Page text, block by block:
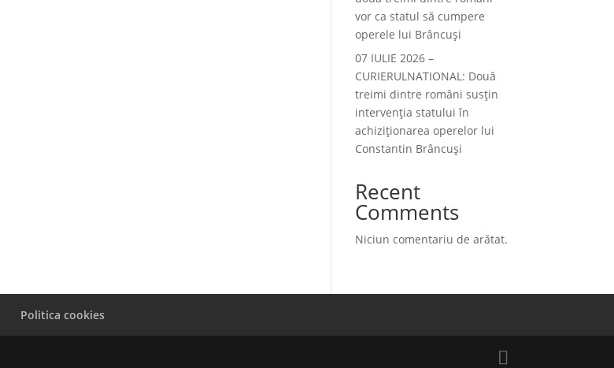
vor ca statul să cumpere
operele lui Brâncuși
07 IULIE 2026 –
CURIERULNATIONAL: Două
treimi dintre români susțin
intervenția statului în
achiziționarea operelor lui
Constantin Brâncuși
Recent
Comments
Niciun comentariu de arătat.
Politica cookies